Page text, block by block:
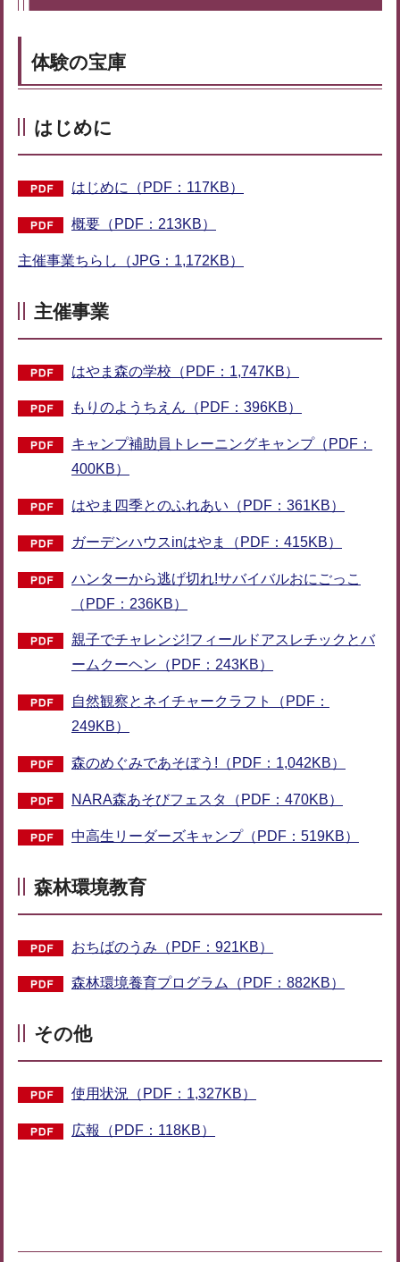
体験の宝庫
はじめに
はじめに（PDF：117KB）
概要（PDF：213KB）
主催事業ちらし（JPG：1,172KB）
主催事業
はやま森の学校（PDF：1,747KB）
もりのようちえん（PDF：396KB）
キャンプ補助員トレーニングキャンプ（PDF：
400KB）
はやま四季とのふれあい（PDF：361KB）
ガーデンハウスinはやま（PDF：415KB）
ハンターから逃げ切れ!サバイバルおにごっこ
（PDF：236KB）
親子でチャレンジ!フィールドアスレチックとバ
ームクーヘン（PDF：243KB）
自然観察とネイチャークラフト（PDF：
249KB）
森のめぐみであそぼう!（PDF：1,042KB）
NARA森あそびフェスタ（PDF：470KB）
中高生リーダーズキャンプ（PDF：519KB）
森林環境教育
おちばのうみ（PDF：921KB）
森林環境養育プログラム（PDF：882KB）
その他
使用状況（PDF：1,327KB）
広報（PDF：118KB）